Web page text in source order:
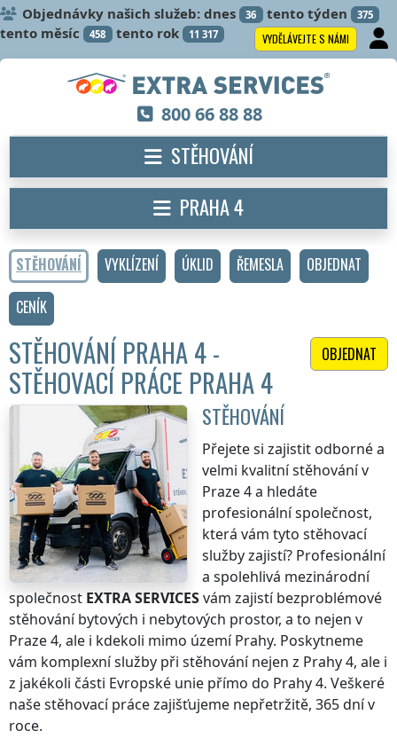
Objednávky našich služeb: dnes 36 tento týden 375
tento měsíc 458 tento rok 11 317 VYDĚLÁVEJTE S NÁMI
STĚHOVÁNÍ VYKLÍZENÍ ÚKLID ŘEMESLA
OBJEDNAT
CENÍK
OBJEDNAT
STĚHOVÁNÍ PRAHA 4 -
STĚHOVACÍ PRÁCE PRAHA 4
STĚHOVÁNÍ
Přejete si zajistit odborné a
velmi kvalitní stěhovánív
Praze 4a hledáte
profesionální společnost,
která vám tyto stěhovací
služby zajistí? Profesionální
a spolehlivá mezinárodní
společnost EXTRA SERVICESvám zajistí bezproblémové
stěhování bytových i nebytových prostor, a to nejen v
Praze 4, ale i kdekoli mimo území Prahy. Poskytneme
vám komplexní služby při stěhování nejen z Prahy 4, ale i
z jakékoli části Evropské unie přímo do Prahy 4. Veškeré
naše stěhovací práce zajišťujeme nepřetržitě, 365 dní v
roce.
800 66 88 88
STĚHOVÁNÍ
PRAHA 4